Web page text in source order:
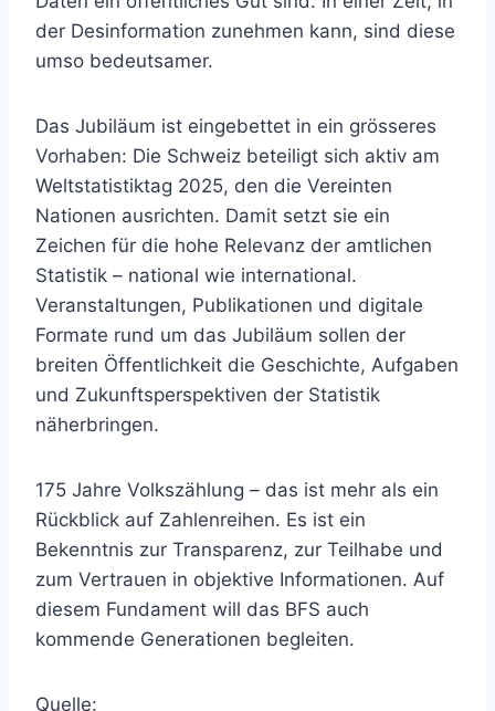
der Desinformation zunehmen kann, sind diese
umso bedeutsamer.
Das Jubiläum ist eingebettet in ein grösseres
Vorhaben: Die Schweiz beteiligt sich aktiv am
Weltstatistiktag 2025, den die Vereinten
Nationen ausrichten. Damit setzt sie ein
Zeichen für die hohe Relevanz der amtlichen
Statistik – national wie international.
Veranstaltungen, Publikationen und digitale
Formate rund um das Jubiläum sollen der
breiten Öffentlichkeit die Geschichte, Aufgaben
und Zukunftsperspektiven der Statistik
näherbringen.
175 Jahre Volkszählung – das ist mehr als ein
Rückblick auf Zahlenreihen. Es ist ein
Bekenntnis zur Transparenz, zur Teilhabe und
zum Vertrauen in objektive Informationen. Auf
diesem Fundament will das BFS auch
kommende Generationen begleiten.
Quelle: